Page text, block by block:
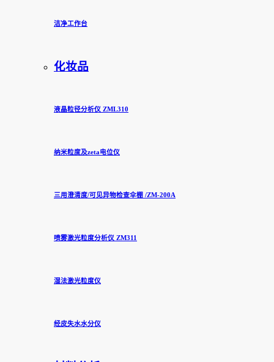
洁净工作台
化妆品
液晶粒径分析仪 ZML310
纳米粒度及zeta电位仪
三用澄清度/可见异物检查伞棚 /ZM-200A
喷雾激光粒度分析仪 ZM311
湿法激光粒度仪
经皮失水水分仪